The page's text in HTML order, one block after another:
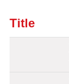
Title